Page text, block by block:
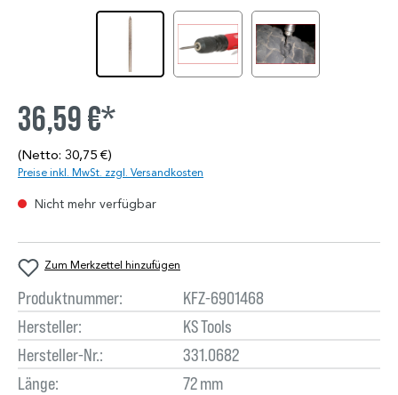
36,59 €*
(Netto: 30,75 €)
Preise inkl. MwSt. zzgl. Versandkosten
Nicht mehr verfügbar
Zum Merkzettel hinzufügen
Produktnummer:
KFZ-6901468
Hersteller:
KS Tools
Hersteller-Nr.:
331.0682
Länge:
72 mm